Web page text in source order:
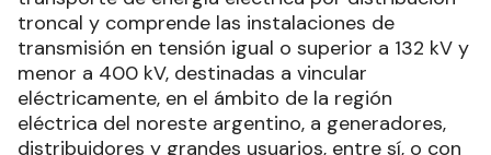
troncal y comprende las instalaciones de
transmisión en tensión igual o superior a 132 kV y
menor a 400 kV, destinadas a vincular
eléctricamente, en el ámbito de la región
eléctrica del noreste argentino, a generadores,
distribuidores y grandes usuarios, entre sí, o con